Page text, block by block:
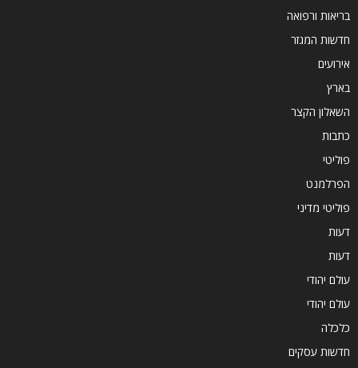
בריאות ורפואה
חדשות המגזר
אירועים
בארץ
השאלון הקצר
כתבות
פוליטי
הפרלמנט
פוליטי מדיני
דעות
דעות
עולם יהודי
עולם יהודי
כלכלה
חדשות עסקים